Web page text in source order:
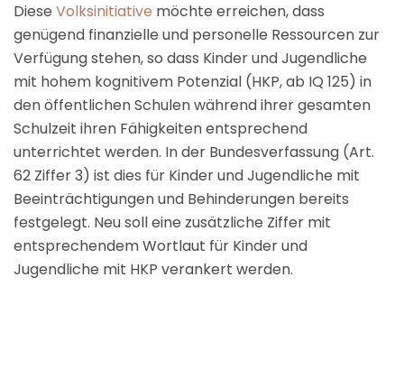
Diese Volksinitiative möchte erreichen, dass
genügend finanzielle und personelle Ressourcen zur
Verfügung stehen, so dass Kinder und Jugendliche
mit hohem kognitivem Potenzial (HKP, ab IQ 125) in
den öffentlichen Schulen während ihrer gesamten
Schulzeit ihren Fähigkeiten entsprechend
unterrichtet werden. In der Bundesverfassung (Art.
62 Ziffer 3) ist dies für Kinder und Jugendliche mit
Beeinträchtigungen und Behinderungen bereits
festgelegt. Neu soll eine zusätzliche Ziffer mit
entsprechendem Wortlaut für Kinder und
Jugendliche mit HKP verankert werden.